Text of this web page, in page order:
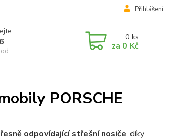
Přihlášení
0 ks
za 0 Kč
PORSCHE
odpovídající střešní nosiče, díky